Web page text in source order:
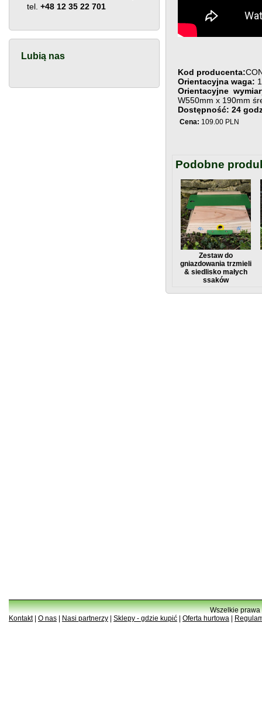
tel. +48 12 35 22 701
Lubią nas
Kod producenta:
Orientacyjna waga:
Orientacyjne
W550mm x 190mm
Dostępność: 24
Cena: 109.00 PLN
Podobne
Zestaw do
gniazdowania trzmieli
& siedlisko małych
ssaków
Wszelkie
Kontakt| O nas Nasi partnerzy Sklepy - gdzie kupić Oferta hurtowa